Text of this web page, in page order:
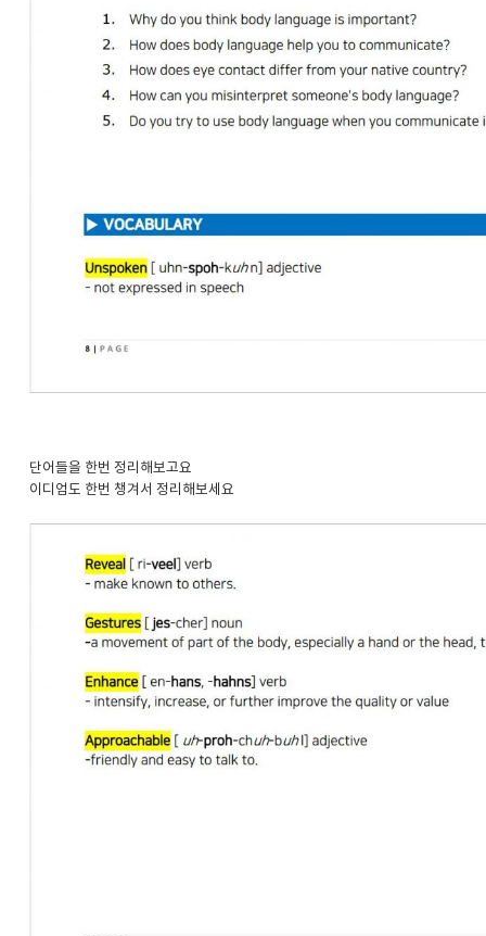
단어들을 한번 정리해보고요
이디엄도 한번 챙겨서 정리해보세요